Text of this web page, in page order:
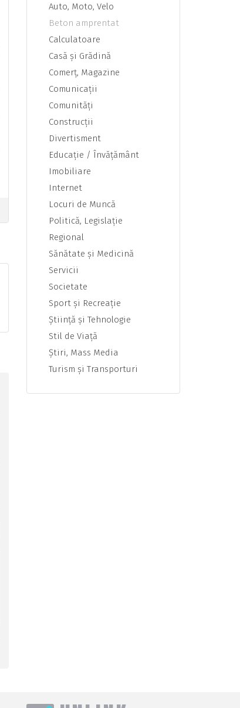
Auto, Moto, Velo
Beton amprentat
Calculatoare
Casă şi Grădină
Comerţ, Magazine
Comunicaţii
Comunităţi
Construcţii
Divertisment
Educaţie / Învăţământ
Imobiliare
Internet
Locuri de Muncă
Politică, Legislaţie
Regional
Sănătate şi Medicină
Servicii
Societate
Sport şi Recreaţie
Ştiinţă şi Tehnologie
Stil de Viaţă
Ştiri, Mass Media
Turism şi Transporturi